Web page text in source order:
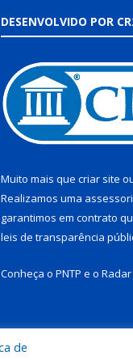
DESENVOLVIDO POR
Muito mais que criar site
Realizamos uma
garantimos em contrato
leis de transparência
Conheça o PNTP e o
de